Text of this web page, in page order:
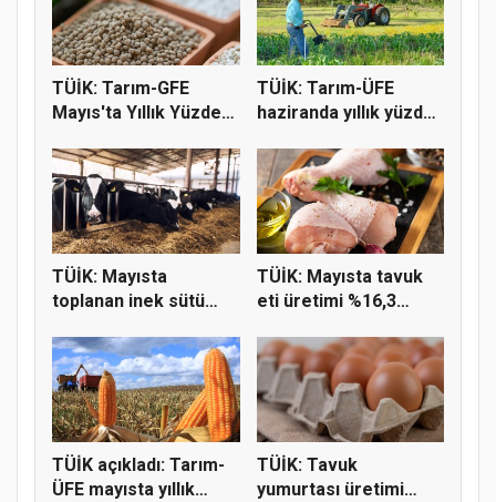
TÜİK: Tarım-GFE
Mayıs'ta Yıllık Yüzde
TÜİK: Tarım-ÜFE
haziranda yıllık yüzde
TÜİK: Mayısta
toplanan inek sütü
TÜİK: Mayısta tavuk
eti üretimi %16,3
TÜİK açıkladı: Tarım-
ÜFE mayısta yıllık
TÜİK: Tavuk
yumurtası üretimi